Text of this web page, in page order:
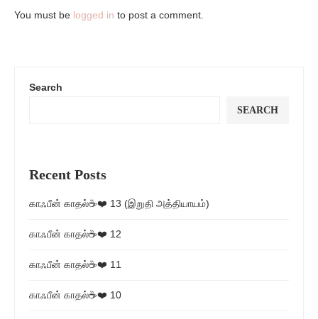
You must be logged in to post a comment.
Search
SEARCH
Recent Posts
காஃபீன் காதல்☕❤️ 13 (இறுதி அத்தியாயம்)
காஃபீன் காதல்☕❤️ 12
காஃபீன் காதல்☕❤️ 11
காஃபீன் காதல்☕❤️ 10